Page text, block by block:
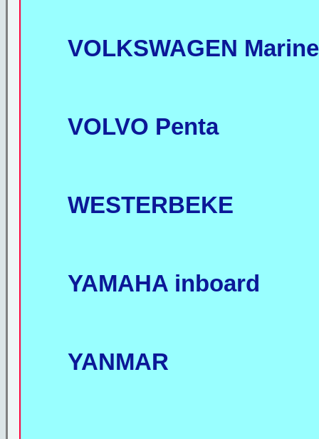
VOLKSWAGEN Marine
VOLVO Penta
WESTERBEKE
YAMAHA inboard
YANMAR